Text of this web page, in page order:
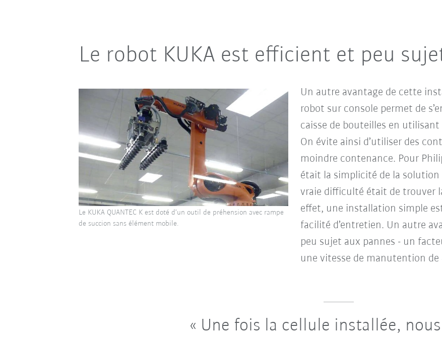
Le robot KUKA est efficient et peu
Un autre avantage de cette
robot sur console permet de
caisse de bouteilles en
On évite ainsi d’utiliser des
moindre contenance. Pour
était la simplicité de la solution
vraie difficulté était de trouver
effet, une installation simple
facilité d’entretien. Un autre
peu sujet aux pannes - un
une vitesse de manutention
Le KUKA QUANTEC K est doté d’un outil de préhension avec rampe
de succion sans élément mobile.
Une fois la cellule installée,